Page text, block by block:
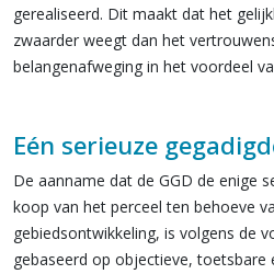
gerealiseerd. Dit maakt dat het
zwaarder weegt dan het
belangenafweging in het voordeel
Eén serieuze
De aanname dat de GGD de enige
koop van het perceel ten behoeve
gebiedsontwikkeling, is volgens de
gebaseerd op objectieve, toetsbare